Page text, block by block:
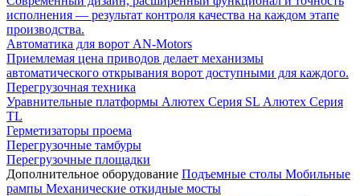
исполнения — результат контроля качества на каждом этапе
производства.
Автоматика для ворот AN-Motors
Приемлемая цена приводов делает механизмы
автоматического открывания ворот доступными для каждого.
Перегрузочная техника
Уравнительные платформы Алютех Серия SL Алютех Серия
TL
Герметизаторы проема
Перегрузочные тамбуры
Перегрузочные площадки
Дополнительное оборудование Подъемные столы Мобильные
рампы Механические откидные мосты